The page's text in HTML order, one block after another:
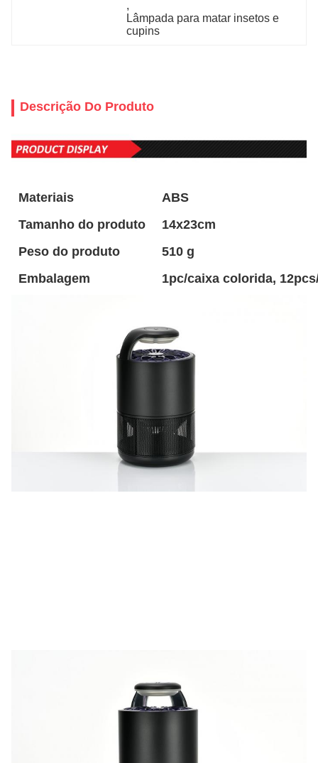
,
Lâmpada para matar insetos e
cupins
Descrição Do Produto
Materiais
ABS
Tamanho do produto
14x23cm
Peso do produto
510 g
Embalagem
1pc/caixa colorida,